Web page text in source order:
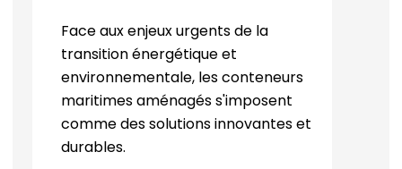
Face aux enjeux urgents de la
transition énergétique et
environnementale, les conteneurs
maritimes aménagés s'imposent
comme des solutions innovantes et
durables.